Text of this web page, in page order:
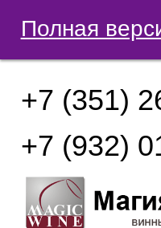
Полная
+7 (351)
+7 (932)